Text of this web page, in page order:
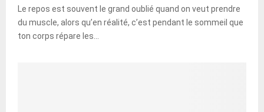
Le repos est souvent le grand oublié quand on veut prendre
du muscle, alors qu’en réalité, c’est pendant le sommeil que
ton corps répare les...